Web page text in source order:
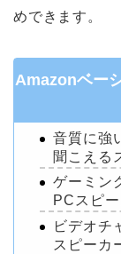
めできます。
Amazonベー
音質に強
聞こえる
ゲーミン
PCスピ
ビデオチ
スピーカ